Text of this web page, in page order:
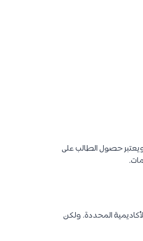
حصول الطالب على
المحددة. ولكن